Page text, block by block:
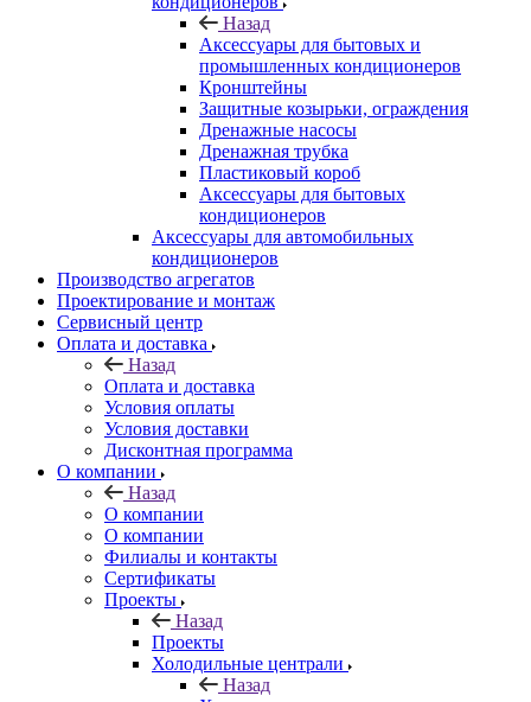
Назад
Аксессуары для бытовых и
промышленных кондиционеров
Кронштейны
Защитные козырьки, ограждения
Дренажные насосы
Дренажная трубка
Пластиковый короб
Аксессуары для бытовых
кондиционеров
Аксессуары для автомобильных
кондиционеров
Производство агрегатов
Проектирование и монтаж
Сервисный центр
Оплата и доставка
Назад
Оплата и доставка
Условия оплаты
Условия доставки
Дисконтная программа
О компании
Назад
О компании
О компании
Филиалы и контакты
Сертификаты
Проекты
Назад
Проекты
Холодильные централи
Назад